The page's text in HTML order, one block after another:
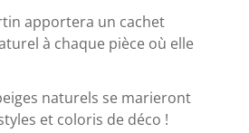
apportera un cachet
à chaque pièce où elle
naturels se marieront
et coloris de déco !